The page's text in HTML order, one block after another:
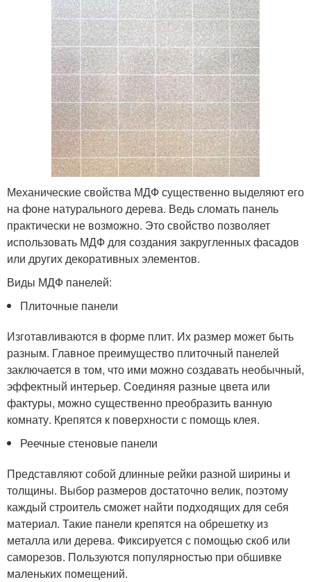
Механические свойства МДФ существенно выделяют его
на фоне натурального дерева. Ведь сломать панель
практически не возможно. Это свойство позволяет
использовать МДФ для создания закругленных фасадов
или других декоративных элементов.
Виды МДФ панелей:
Плиточные панели
Изготавливаются в форме плит. Их размер может быть
разным. Главное преимущество плиточный панелей
заключается в том, что ими можно создавать необычный,
эффектный интерьер. Соединяя разные цвета или
фактуры, можно существенно преобразить ванную
комнату. Крепятся к поверхности с помощь клея.
Реечные стеновые панели
Представляют собой длинные рейки разной ширины и
толщины. Выбор размеров достаточно велик, поэтому
каждый строитель сможет найти подходящих для себя
материал. Такие панели крепятся на обрешетку из
металла или дерева. Фиксируется с помощью скоб или
саморезов. Пользуются популярностью при обшивке
маленьких помещений.